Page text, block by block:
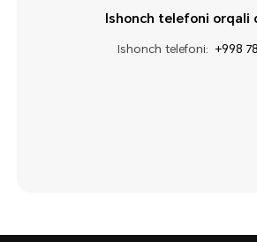
Ishonch telefoni: +998